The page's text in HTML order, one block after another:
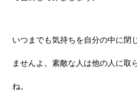
いつまでも気持ちを自分の中に閉
ませんよ。素敵な人は他の人に取
ね。